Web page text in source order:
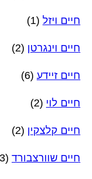
חיים ויזל (1)
חיים וינגרטן (2)
חיים זיידע (6)
חיים לוי (2)
חיים קלצקין (2)
חיים שוורצבורד (3)